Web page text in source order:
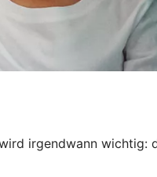
irgendwann wichtig: